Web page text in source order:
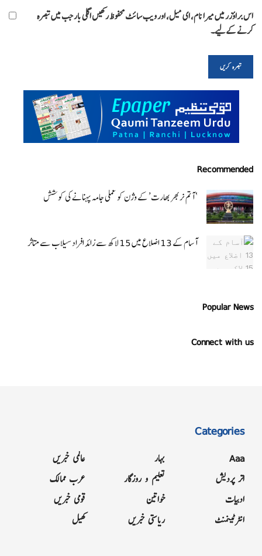
اس براؤزر میں میرا نام، ای میل، اور ویب سائٹ محفوظ رکھیں اگلی بار جب میں تبصرہ
کرنے کےلیے۔
Recommended
‘ آتم نربھر بھارت’ کے وژن کو عملی جامہ پہنانے کی کوشش
آسام کے 13 اضلاع میں 15 لاکھ سے زائد افراد سیلاب سے متاثر
Popular News
Connect with us
Categories
Aaa
اتر پردیش
ادبیات
انٹرٹینمنٹ
بہار
تعلیم و روزگار
خواتین
ریاستی خبریں
عالمی خبریں
عرب ممالک
قومی خبریں
کھیل